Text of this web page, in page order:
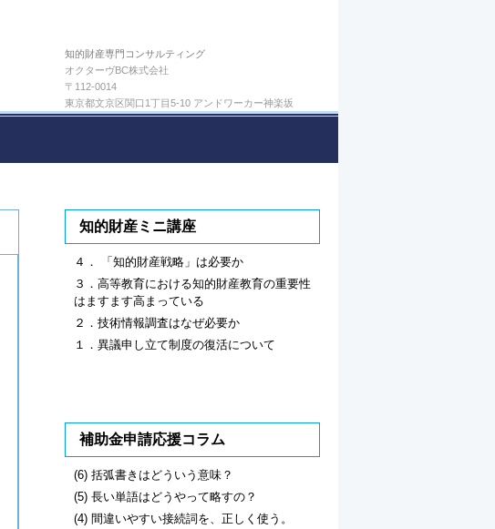
知的財産専門コンサルティング
オクターヴBC株式会社
〒112-0014
東京都文京区関口1丁目5-10 アンドワーカー神楽坂
知的財産ミニ講座
４． 「知的財産戦略」は必要か
３．高等教育における知的財産教育の重要性
はますます高まっている
２．技術情報調査はなぜ必要か
１．異議申し立て制度の復活について
補助金申請応援コラム
(6) 括弧書きはどういう意味？
(5) 長い単語はどうやって略すの？
(4) 間違いやすい接続詞を、正しく使う。